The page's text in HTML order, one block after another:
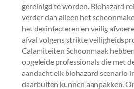
gereinigd te worden.​ Biohazard
verder dan alleen het
het desinfecteren en veilig
afval volgens strikte
Calamiteiten Schoonmaak
opgeleide professionals die met
aandacht elk biohazard scenario
daarbuiten kunnen aanpakken.​